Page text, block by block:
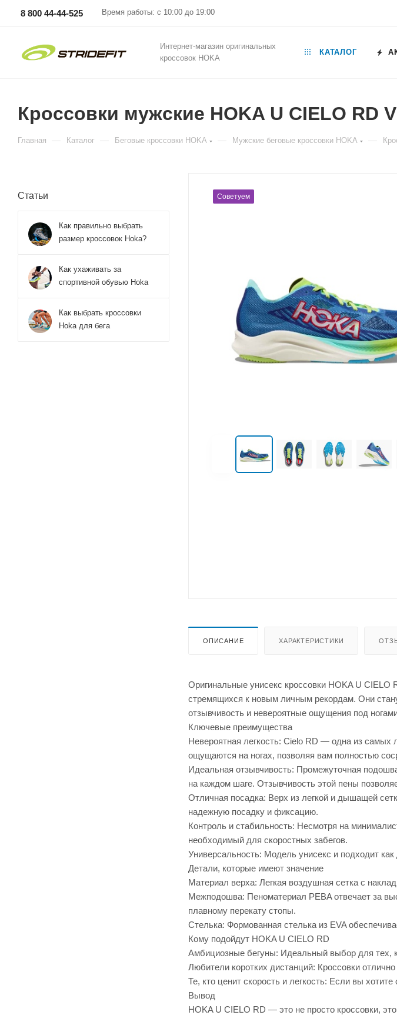
8 800 44-44-525 Время работы: с 10:00 до 19:00
Интернет-магазин оригинальных
кроссовок HOKA
КАТАЛОГ
Кроссовки мужские HOKA U CIELO RD
Главная — Каталог — Беговые кроссовки HOKA — Мужские беговые кроссовки HOKA —
Советуем
ОПИСАНИЕ ХАРАКТЕРИСТИКИ
Оригинальные унисекс кроссовки HOKA U
стремящихся к новым личным рекордам. Они
отзывчивость и невероятные ощущения под
Ключевые преимущества
Невероятная легкость: Cielo RD — одна из самых
ощущаются на ногах, позволяя вам полностью
Идеальная отзывчивость: Промежуточная
на каждом шаге. Отзывчивость этой пены
Отличная посадка: Верх из легкой и дышащей
надежную посадку и фиксацию.
Контроль и стабильность: Несмотря на
необходимый для скоростных забегов.
Универсальность: Модель унисекс и подходит
Детали, которые имеют значение
Материал верха: Легкая воздушная сетка с
Межподошва: Пеноматериал PEBA отвечает за
плавному перекату стопы.
Стелька: Формованная стелька из EVA
Кому подойдут HOKA U CIELO RD
Амбициозные бегуны: Идеальный выбор для тех,
Любители коротких дистанций: Кроссовки
Те, кто ценит скорость и легкость: Если вы
Вывод
HOKA U CIELO RD — это не просто кроссовки,
Статьи
Как правильно выбрать
размер кроссовок Hoka?
Как ухаживать за
спортивной обувью Hoka
Как выбрать кроссовки
Hoka для бега